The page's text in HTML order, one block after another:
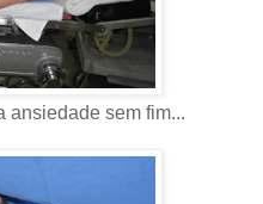
ansiedade sem fim...